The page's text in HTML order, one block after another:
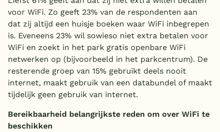
voor WiFi. Zo geeft 23% van de respondenten aan
dat zij altijd een huisje boeken waar WiFi inbegrepen
is. Eveneens 23% wil sowieso niet extra betalen voor
WiFi en zoekt in het park gratis openbare WiFi
netwerken op (bijvoorbeeld in het parkcentrum). De
resterende groep van 15% gebruikt deels nooit
internet, maakt gebruik van een databundel of maakt
tijdelijk geen gebruik van internet.
Bereikbaarheid belangrijkste reden om over WiFi te
beschikken